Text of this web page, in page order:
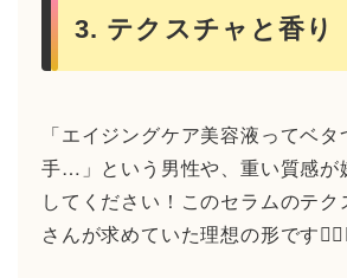
3. テクスチャと香り
「エイジングケア美容液ってベ
手…」という男性や、重い質感が
してください！このセラムのテ
さんが求めていた理想の形です